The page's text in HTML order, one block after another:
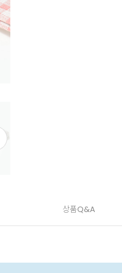
상품Q&A